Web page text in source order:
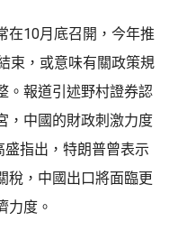
在10月底召開，今年推
束，或意味有關政策規
。報道引述野村證券認
，中國的財政刺激力度
盛指出，特朗普曾表示
稅，中國出口將面臨更
力度。